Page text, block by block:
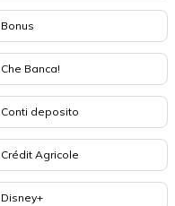
Bonus
Che Banca!
Conti deposito
Crédit Agricole
Disney+